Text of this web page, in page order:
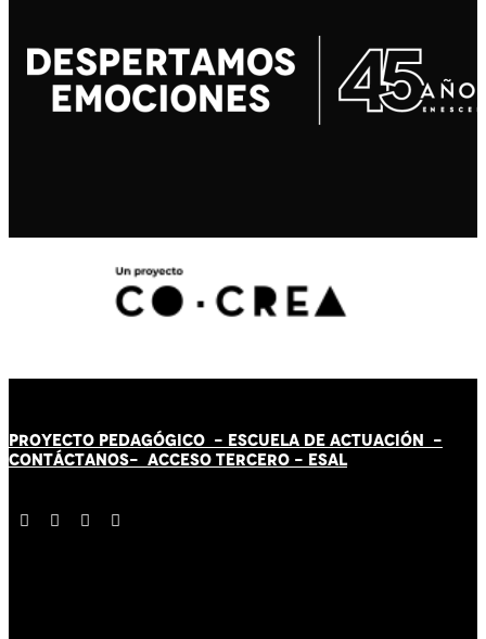
PROYECTO PEDAGÓGICO - ESCUELA DE ACTUACIÓN -
CONTÁCTANOS- ACCESO TERCERO - ESAL